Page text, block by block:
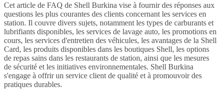
Cet article de FAQ de Shell Burkina vise à fournir des réponses aux
questions les plus courantes des clients concernant les services en
station. Il couvre divers sujets, notamment les types de carburants et
lubrifiants disponibles, les services de lavage auto, les promotions en
cours, les services d'entretien des véhicules, les avantages de la Shell
Card, les produits disponibles dans les boutiques Shell, les options
de repas sains dans les restaurants de station, ainsi que les mesures
de sécurité et les initiatives environnementales. Shell Burkina
s'engage à offrir un service client de qualité et à promouvoir des
pratiques durables.